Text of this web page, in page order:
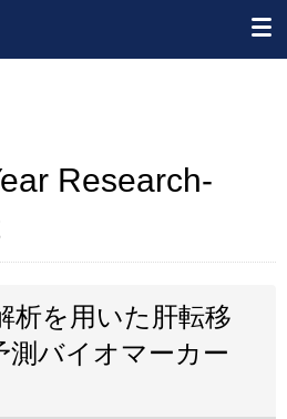
Research-
析を用いた肝転移
測バイオマーカー